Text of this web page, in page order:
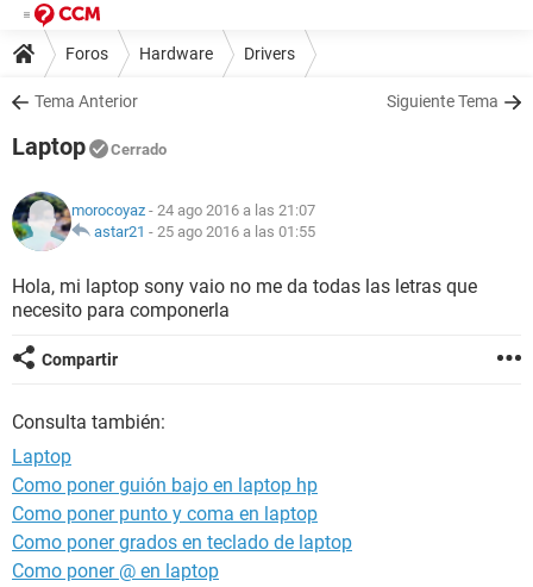
Foros Hardware Drivers
Tema Anterior Siguiente Tema
Laptop Cerrado
morocoyaz - 24 ago 2016 a las 21:07
astar21 - 25 ago 2016 a las 01:55
Hola, mi laptop sony vaio no me da todas las letras que
necesito para componerla
Compartir
Consulta también:
Laptop
Como poner guión bajo en laptop hp
Como poner punto y coma en laptop
Como poner grados en teclado de laptop
Como poner @ en laptop